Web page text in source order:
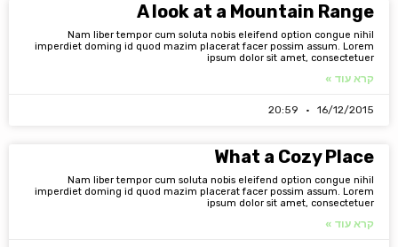
A look at a Mountain Range
Nam liber tempor cum soluta nobis eleifend option congue nihil
imperdiet doming id quod mazim placerat facer possim assum. Lorem
ipsum dolor sit amet, consectetuer
קרא עוד »
16/12/2015
What a Cozy Place
Nam liber tempor cum soluta nobis eleifend option congue nihil
imperdiet doming id quod mazim placerat facer possim assum. Lorem
ipsum dolor sit amet, consectetuer
קרא עוד »